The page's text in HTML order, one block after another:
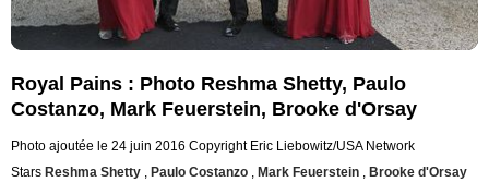
Royal Pains : Photo Reshma Shetty, Paulo
Costanzo, Mark Feuerstein, Brooke d'Orsay
Photo ajoutée le 24 juin 2016 Copyright Eric Liebowitz/USA Network
Stars Reshma Shetty , Paulo Costanzo , Mark Feuerstein , Brooke d'Orsay